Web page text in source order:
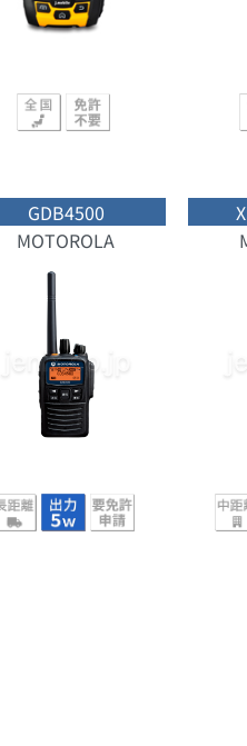
GDB4500
MOTOROLA